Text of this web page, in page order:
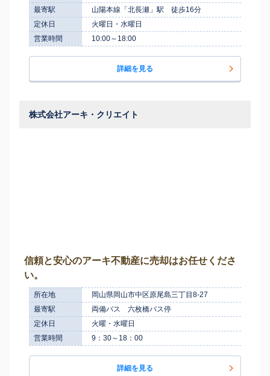
最寄駅
山陽本線「北長瀬」駅 徒歩16分
定休日
火曜日・水曜日
営業時間
10:00～18:00
詳細を見る
株式会社アーキ・クリエイト
信頼と安心のアーキ不動産に売却はお任せくださ
い。
所在地
岡山県岡山市中区原尾島三丁目8-27
最寄駅
両備バス 六枚橋バス停
定休日
火曜・水曜日
営業時間
9：30～18：00
詳細を見る